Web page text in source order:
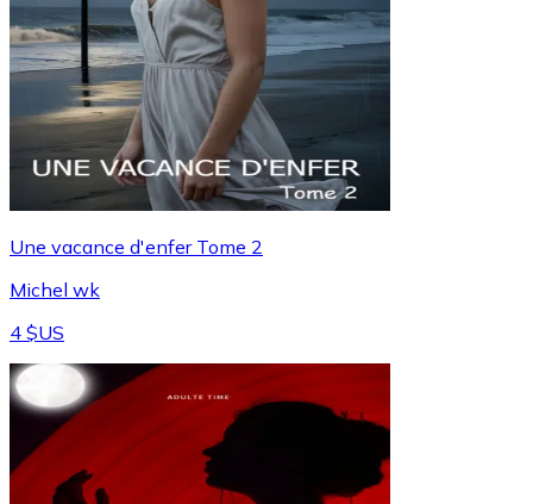
Une vacance d'enfer Tome 2
Michel wk
4 $US